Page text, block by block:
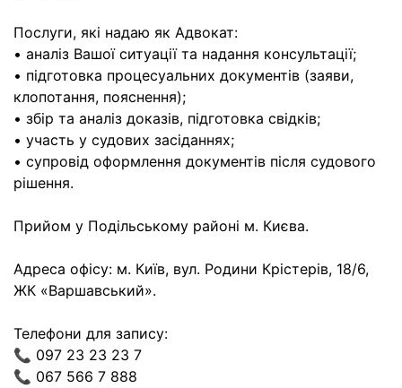
Послуги, які надаю як Адвокат:
• аналіз Вашої ситуації та надання консультації;
• підготовка процесуальних документів (заяви,
клопотання, пояснення);
• збір та аналіз доказів, підготовка свідків;
• участь у судових засіданнях;
• супровід оформлення документів після судового
рішення.
Прийом у Подільському районі м. Києва.
Адреса офісу: м. Київ, вул. Родини Крістерів, 18/6,
ЖК «Варшавський».
Телефони для запису:
📞 097 23 23 23 7
📞 067 566 7 888